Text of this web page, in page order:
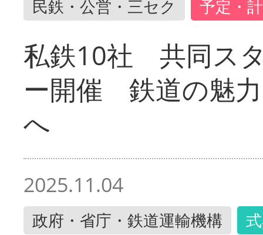
民鉄・公営・三セク 予定・
私鉄10社 共同ス
ー開催 鉄道の魅
へ
2025.11.04
政府・省庁・鉄道運輸機構